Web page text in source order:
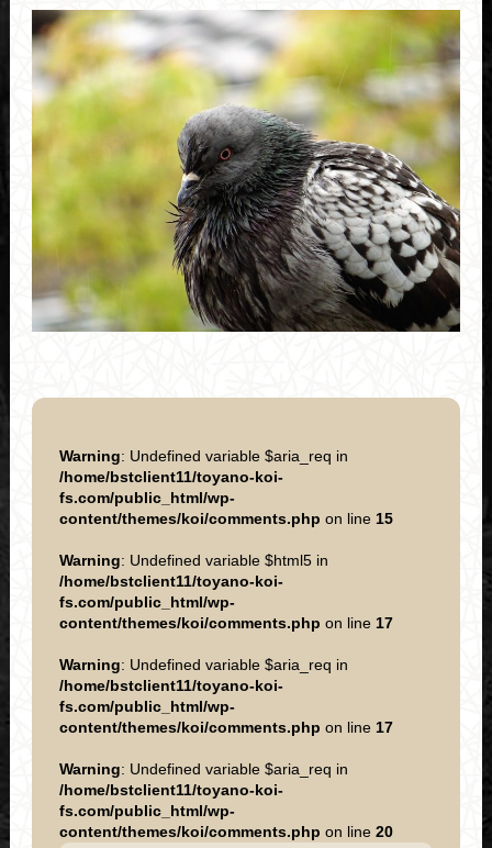
Warning: Undefined variable $aria_req in
/home/bstclient11/toyano-koi-
fs.com/public_html/wp-
content/themes/koi/comments.php on line 15
Warning: Undefined variable $html5 in
/home/bstclient11/toyano-koi-
fs.com/public_html/wp-
content/themes/koi/comments.php on line 17
Warning: Undefined variable $aria_req in
/home/bstclient11/toyano-koi-
fs.com/public_html/wp-
content/themes/koi/comments.php on line 17
Warning: Undefined variable $aria_req in
/home/bstclient11/toyano-koi-
fs.com/public_html/wp-
content/themes/koi/comments.php on line 20